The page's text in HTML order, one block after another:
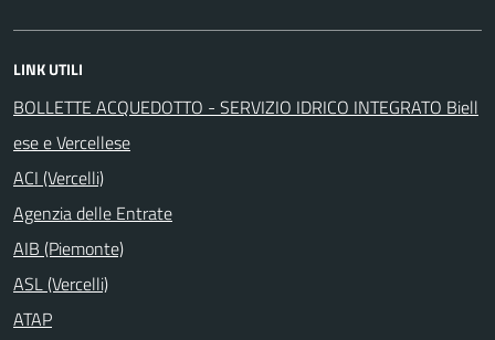
LINK UTILI
BOLLETTE ACQUEDOTTO - SERVIZIO IDRICO INTEGRATO Biell
ese e Vercellese
ACI (Vercelli)
Agenzia delle Entrate
AIB (Piemonte)
ASL (Vercelli)
ATAP